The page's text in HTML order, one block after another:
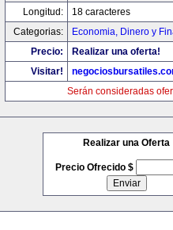
Longitud:
18 caracteres
Categorias:
Economia, Dinero y
Precio:
Realizar una oferta!
Visitar!
Serán consideradas
Realizar una Oferta
Precio Ofrecido $